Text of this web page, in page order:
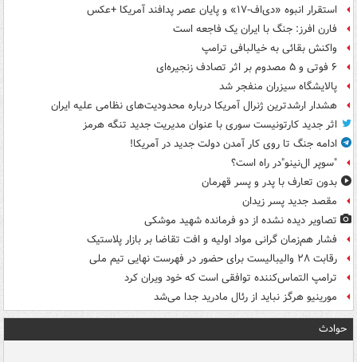
استقرار انبوه «دی‌اف‑۱۷» و پایان عصر پدافند آمریکا +عکس
فارن افرز: جنگ با ایران یک فاجعه است
واکنش بقائی به خیالبافی ترامپ
۶ فوتی و ۵ مصدوم بر اثر تصادف زنجیره‌ای
پالایشگاه سیزران منفجر شد
هشدار ارشدترین ژنرال آمریکا درباره محدودیت‌های نظامی علیه ایران
اثر جدید کارتونیست سوری با عنوان مدیریت جدید تنگه هرمز
ادامه جنگ تا روی کار آمدن دولت جدید در آمریکا!
"سوپر ال‌نینو"در راه است؟
بدون تعارف با پدر و پسر قهرمان
مقصد جدید پسر زیدان
تصاویر دیده‌ نشده از دو فرمانده شهید موشکی
فشار هم‌زمان گرانی مواد اولیه و افت تقاضا بر بازار پلاستیک
رقابت ۲۸ والیبالیست برای حضور در فهرست نهایی تیم ملی
ترامپ التماس‌کننده توافقی است که خود ویران کرد
مورینیو هرگز نباید از رئال مادرید جدا می‌شد
حوادث